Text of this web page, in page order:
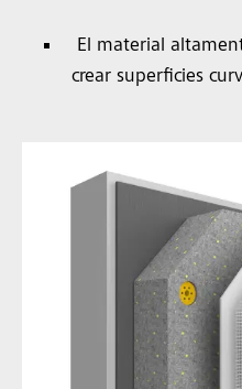
El material
crear superficies